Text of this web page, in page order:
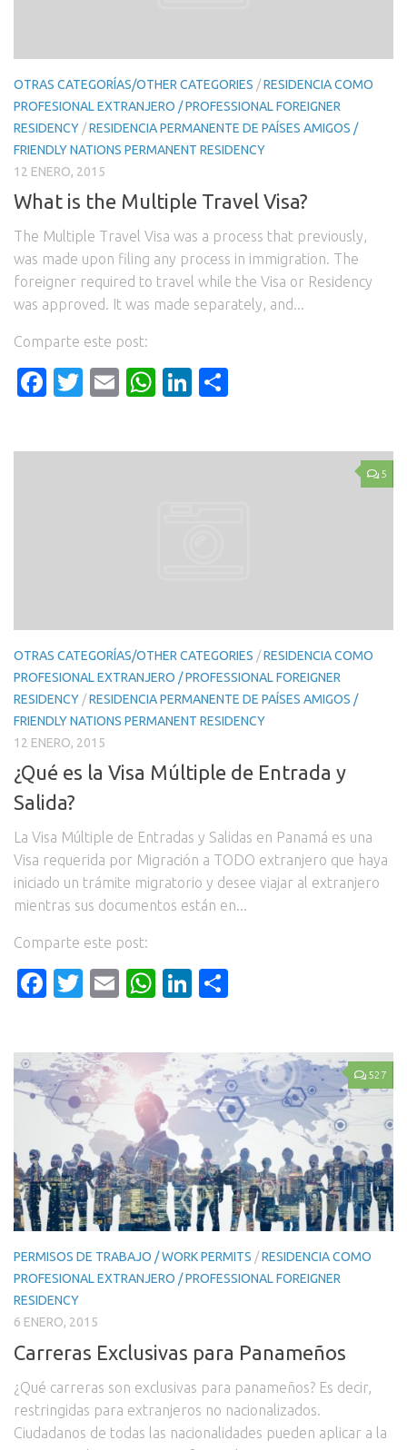
OTRAS CATEGORÍAS/OTHER CATEGORIES /RESIDENCIA COMO
PROFESIONAL EXTRANJERO / PROFESSIONAL FOREIGNER
RESIDENCY /RESIDENCIA PERMANENTE DE PAÍSES AMIGOS /
FRIENDLY NATIONS PERMANENT RESIDENCY
12 ENERO, 2015
What is the Multiple Travel Visa?
The Multiple Travel Visa was a process that previously,
was made upon filing any process in immigration. The
foreigner required to travel while the Visa or Residency
was approved. It was made separately, and...
Comparte este post:
Facebook
Twitter
EmailWhatsApp
LinkedIn
5
OTRAS CATEGORÍAS/OTHER CATEGORIES /RESIDENCIA COMO
PROFESIONAL EXTRANJERO / PROFESSIONAL FOREIGNER
RESIDENCY /RESIDENCIA PERMANENTE DE PAÍSES AMIGOS /
FRIENDLY NATIONS PERMANENT RESIDENCY
12 ENERO, 2015
¿Qué es la Visa Múltiple de Entrada y
Salida?
La Visa Múltiple de Entradas y Salidas en Panamá es una
Visa requerida por Migración a TODO extranjero que haya
iniciado un trámite migratorio y desee viajar al extranjero
mientras sus documentos están en...
Comparte este post:
Facebook
Twitter
EmailWhatsApp
LinkedIn
527
PERMISOS DE TRABAJO / WORK PERMITS /RESIDENCIA COMO
PROFESIONAL EXTRANJERO / PROFESSIONAL FOREIGNER
RESIDENCY
6 ENERO, 2015
Carreras Exclusivas para Panameños
¿Qué carreras son exclusivas para panameños? Es decir,
restringidas para extranjeros no nacionalizados.
Ciudadanos de todas las nacionalidades pueden aplicar a la